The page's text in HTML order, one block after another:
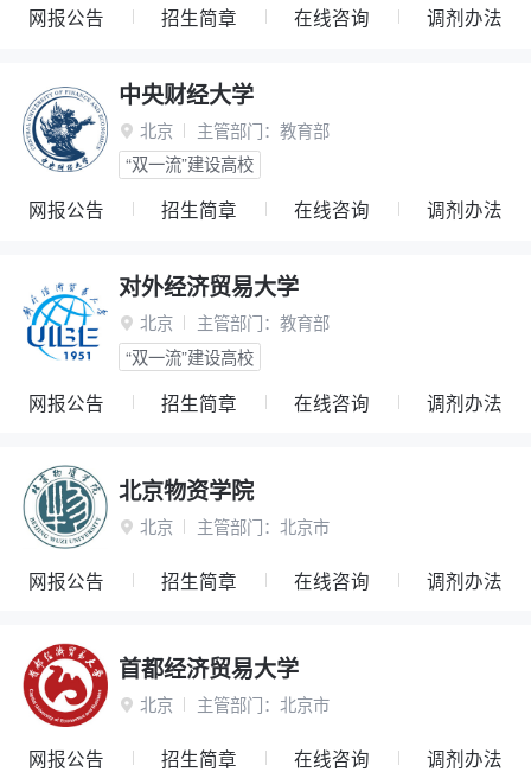
网报公告 招生简章 在线咨询 调剂办法
中央财经大学
 北京 主管部门： 教育部
“双一流”建设高校
网报公告 招生简章 在线咨询 调剂办法
对外经济贸易大学
 北京 主管部门： 教育部
“双一流”建设高校
网报公告 招生简章 在线咨询 调剂办法
北京物资学院
 北京 主管部门： 北京市
网报公告 招生简章 在线咨询 调剂办法
首都经济贸易大学
 北京 主管部门： 北京市
网报公告 招生简章 在线咨询 调剂办法